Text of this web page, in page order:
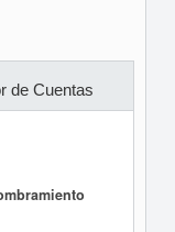
de Cuentas